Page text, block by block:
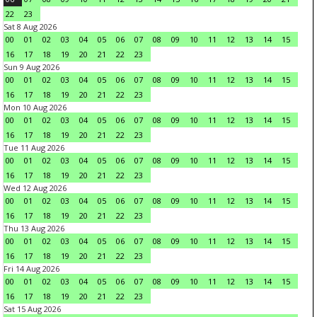
22
23
Sat 8 Aug 2026
00
01 02 03 04 05 06 07 08 09 10 11 12 13 14
15
16
17 18 19 20 21 22
23
Sun 9 Aug 2026
00
01 02 03 04 05 06 07 08 09 10 11 12 13 14
15
16
17 18 19 20 21 22
23
Mon 10 Aug 2026
00
01 02 03 04 05 06 07 08 09 10 11 12 13 14
15
16
17 18 19 20 21 22
23
Tue 11 Aug 2026
00
01 02 03 04 05 06 07 08 09 10 11 12 13 14
15
16
17 18 19 20 21 22
23
Wed 12 Aug 2026
00
01 02 03 04 05 06 07 08 09 10 11 12 13 14
15
16
17 18 19 20 21 22
23
Thu 13 Aug 2026
00
01 02 03 04 05 06 07 08 09 10 11 12 13 14
15
16
17 18 19 20 21 22
23
Fri 14 Aug 2026
00
01 02 03 04 05 06 07 08 09 10 11 12 13 14
15
16
17 18 19 20 21 22
23
Sat 15 Aug 2026